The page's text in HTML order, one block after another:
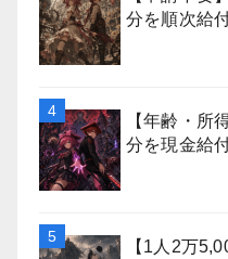
分を順次給
【年齢・所
分を現金給
【1人2万